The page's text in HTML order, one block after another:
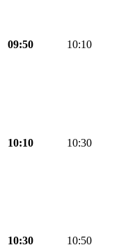
09:50 10:10
10:10 10:30
10:30 10:50